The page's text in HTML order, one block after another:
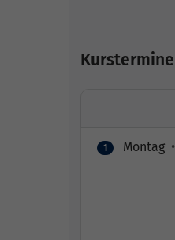
Kurstermine
1 Montag •